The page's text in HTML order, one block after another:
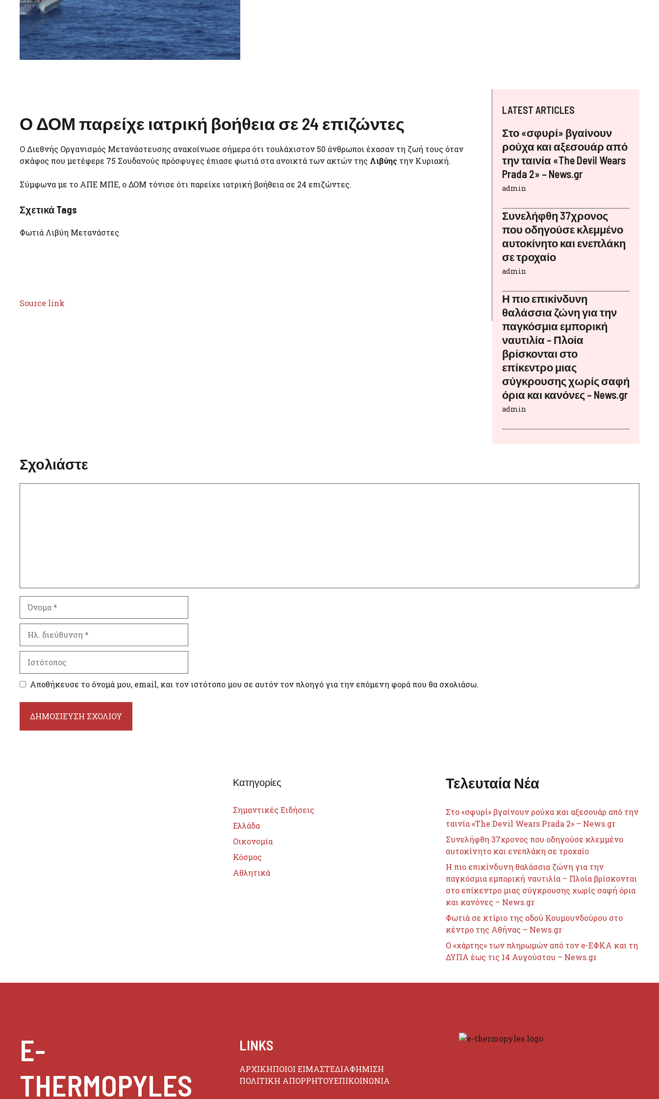
Ο ΔΟΜ παρείχε ιατρική βοήθεια σε 24 επιζώντες
Ο Διεθνής Οργανισμός Μετανάστευσης ανακοίνωσε σήμερα ότι τουλάχιστον 50 άνθρωποι έχασαν τη ζωή τους όταν
σκάφος που μετέφερε 75 Σουδανούς πρόσφυγες έπιασε φωτιά στα ανοικτά των ακτών της Λιβύης την Κυριακή.
Σύμφωνα με το ΑΠΕ ΜΠΕ, ο ΔΟΜ τόνισε ότι παρείχε ιατρική βοήθεια σε 24 επιζώντες.
Σχετικά Tags
Φωτιά Λιβύη Μετανάστες
Source link
LATEST ARTICLES
Στο «σφυρί» βγαίνουν
ρούχα και αξεσουάρ από
την ταινία «The Devil Wears
Prada 2» – News.gr
admin
Συνελήφθη 37χρονος
που οδηγούσε κλεμμένο
αυτοκίνητο και ενεπλάκη
σε τροχαίο
admin
Η πιο επικίνδυνη
θαλάσσια ζώνη για την
παγκόσμια εμπορική
ναυτιλία – Πλοία
βρίσκονται στο
επίκεντρο μιας
σύγκρουσης χωρίς σαφή
όρια και κανόνες – News.gr
admin
Σχολιάστε
διεύθυνση
Αποθήκευσε το όνομά μου, email, και τον ιστότοπο μου σε αυτόν τον πλοηγό για την επόμενη φορά που θα σχολιάσω.
Κατηγορίες
Σημαντικές Ειδήσεις
Ελλάδα
Οικονομία
Κόσμος
Αθλητικά
Τελευταία Νέα
Στο «σφυρί» βγαίνουν ρούχα και αξεσουάρ από την
ταινία «The Devil Wears Prada 2» – News.gr
Συνελήφθη 37χρονος που οδηγούσε κλεμμένο
αυτοκίνητο και ενεπλάκη σε τροχαίο
Η πιο επικίνδυνη θαλάσσια ζώνη για την
παγκόσμια εμπορική ναυτιλία – Πλοία βρίσκονται
στο επίκεντρο μιας σύγκρουσης χωρίς σαφή όρια
και κανόνες – News.gr
Φωτιά σε κτίριο της οδού Κουμουνδούρου στο
κέντρο της Αθήνας – News.gr
Ο «χάρτης» των πληρωμών από τον e-ΕΦΚΑ και τη
ΔΥΠΑ έως τις 14 Αυγούστου – News.gr
E-
THERMOPYLES
LINKS
ΑΡΧΙΚΗΠΟΙΟΙ ΕΙΜΑΣΤΕΔΙΑΦΗΜΙΣΗ
ΠΟΛΙΤΙΚΗ ΑΠΟΡΡΗΤΟΥΕΠΙΚΟΙΝΩΝΙΑ